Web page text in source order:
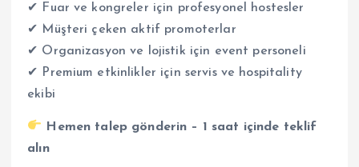
✔ Fuar ve kongreler için profesyonel hostesler
✔ Müşteri çeken aktif promoterlar
✔ Organizasyon ve lojistik için event personeli
✔ Premium etkinlikler için servis ve hospitality
ekibi
Hemen talep gönderin – 1 saat içinde teklif
alın